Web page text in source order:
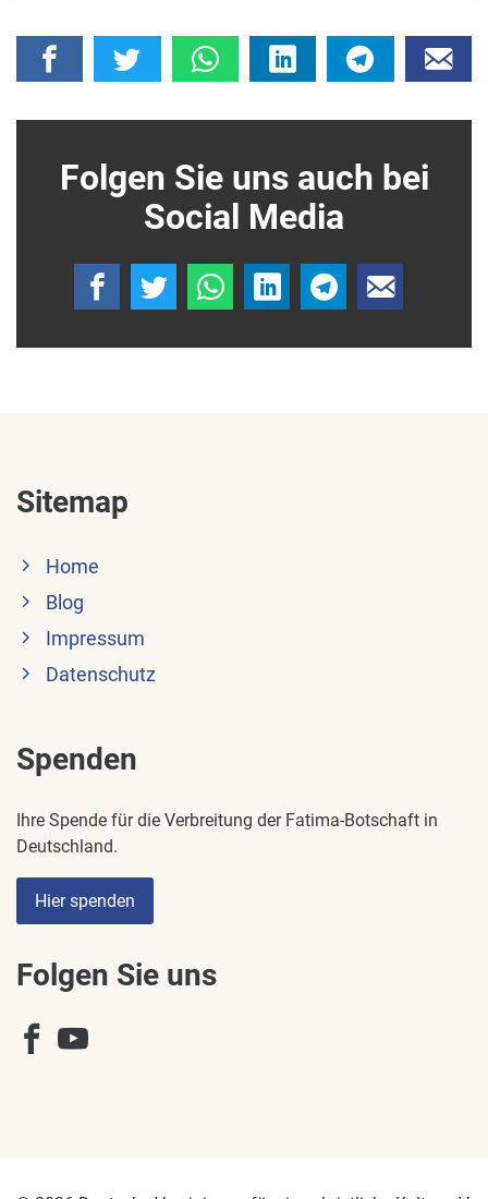
Folgen Sie uns auch bei
Social Media
Sitemap
Home
Blog
Impressum
Datenschutz
Spenden
Ihre Spende für die Verbreitung der Fatima-Botschaft in
Deutschland.
Hier spenden
Folgen Sie uns